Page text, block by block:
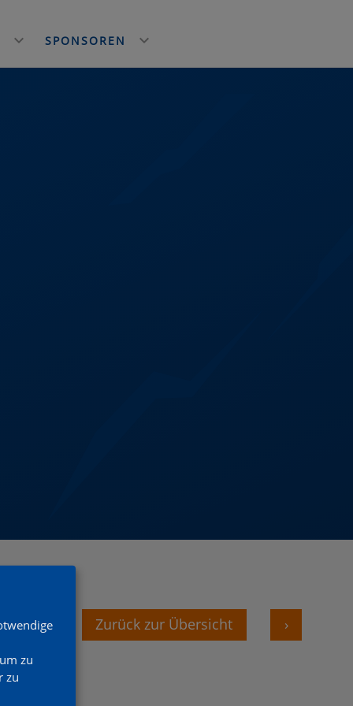
SPONSOREN
‹ Zurück zur Übersicht ›
zu
zu